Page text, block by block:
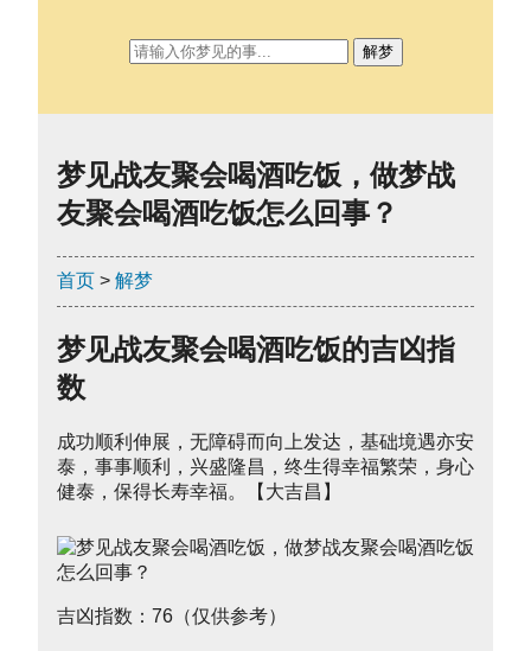
梦见战友聚会喝酒吃饭，做梦战
友聚会喝酒吃饭怎么回事？
首页 > 解梦
梦见战友聚会喝酒吃饭的吉凶指
数
成功顺利伸展，无障碍而向上发达，基础境遇亦安
泰，事事顺利，兴盛隆昌，终生得幸福繁荣，身心
健泰，保得长寿幸福。【大吉昌】
吉凶指数：76（仅供参考）
解梦